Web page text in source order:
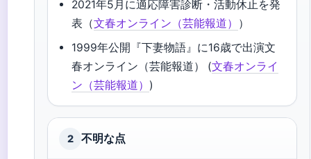
2021年5月に適応障害診断・活動休止を発
表（文春オンライン（芸能報道） ）
1999年公開『下妻物語』に16歳で出演文
春オンライン（芸能報道）
(文春オンライ
ン（芸能報道） )
2 不明な点